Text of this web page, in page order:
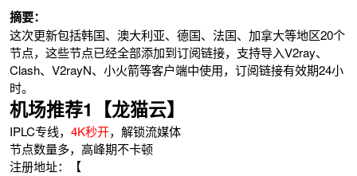
摘要：
这次更新包括韩国、澳大利亚、德国、法国、加拿大等地区20个
节点，这些节点已经全部添加到订阅链接，支持导入V2ray、
Clash、V2rayN、小火箭等客户端中使用，订阅链接有效期24小
时。
机场推荐1【龙猫云】
IPLC专线，4K秒开，解锁流媒体
节点数量多，高峰期不卡顿
注册地址：【